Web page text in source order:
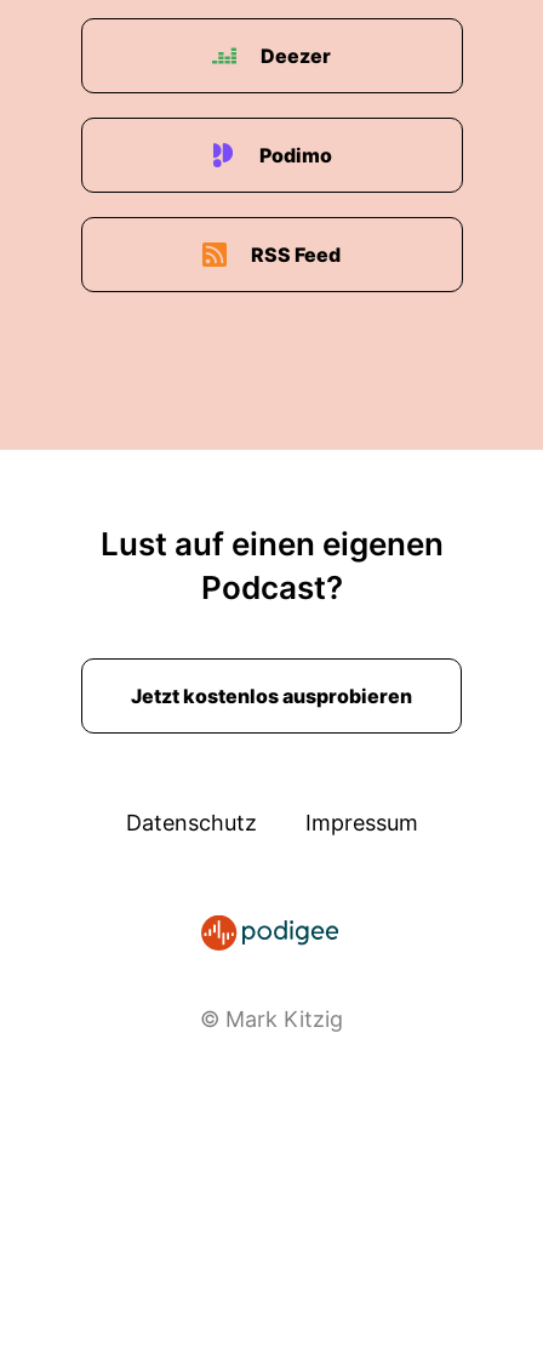
Deezer
Podimo
RSS Feed
Lust auf einen eigenen
Podcast?
Jetzt kostenlos ausprobieren
Datenschutz Impressum
© Mark Kitzig